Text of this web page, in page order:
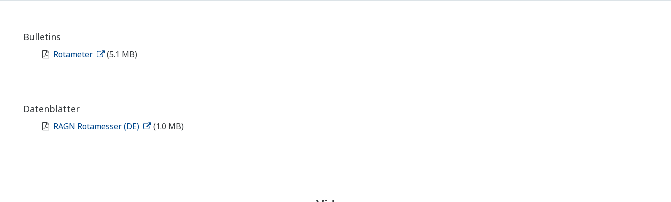
Bulletins
Rotameter (5.1 MB)
Datenblätter
RAGN Rotamesser (DE) (1.0 MB)